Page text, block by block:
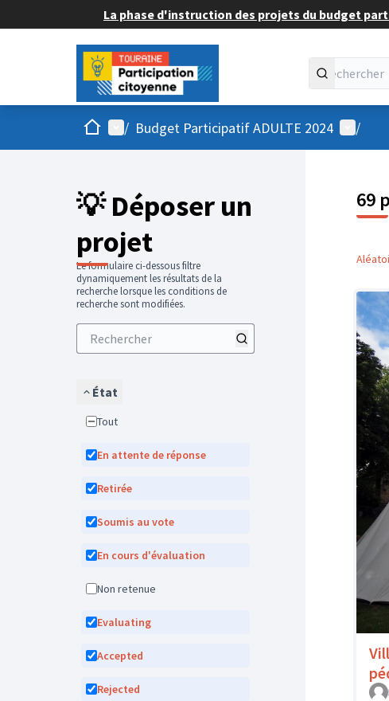
La phase d'instruction des projets du budget
AccueilMenu principal
/ Budget Participatif ADULTE 2024 Menu
/
💡 Déposer un
projet
Le formulaire ci-dessous filtre
dynamiquement les résultats de la
recherche lorsque les conditions de
recherche sont modifiées.
État
Tout
En attente de réponse
Retirée
Soumis au vote
En cours d'évaluation
Non retenue
Evaluating
Accepted
Rejected
69